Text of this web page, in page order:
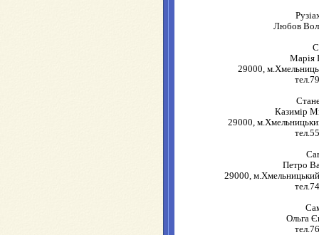
Любов
Марія
29000,
Казимір
29000,
Петро
29000,
Ольга